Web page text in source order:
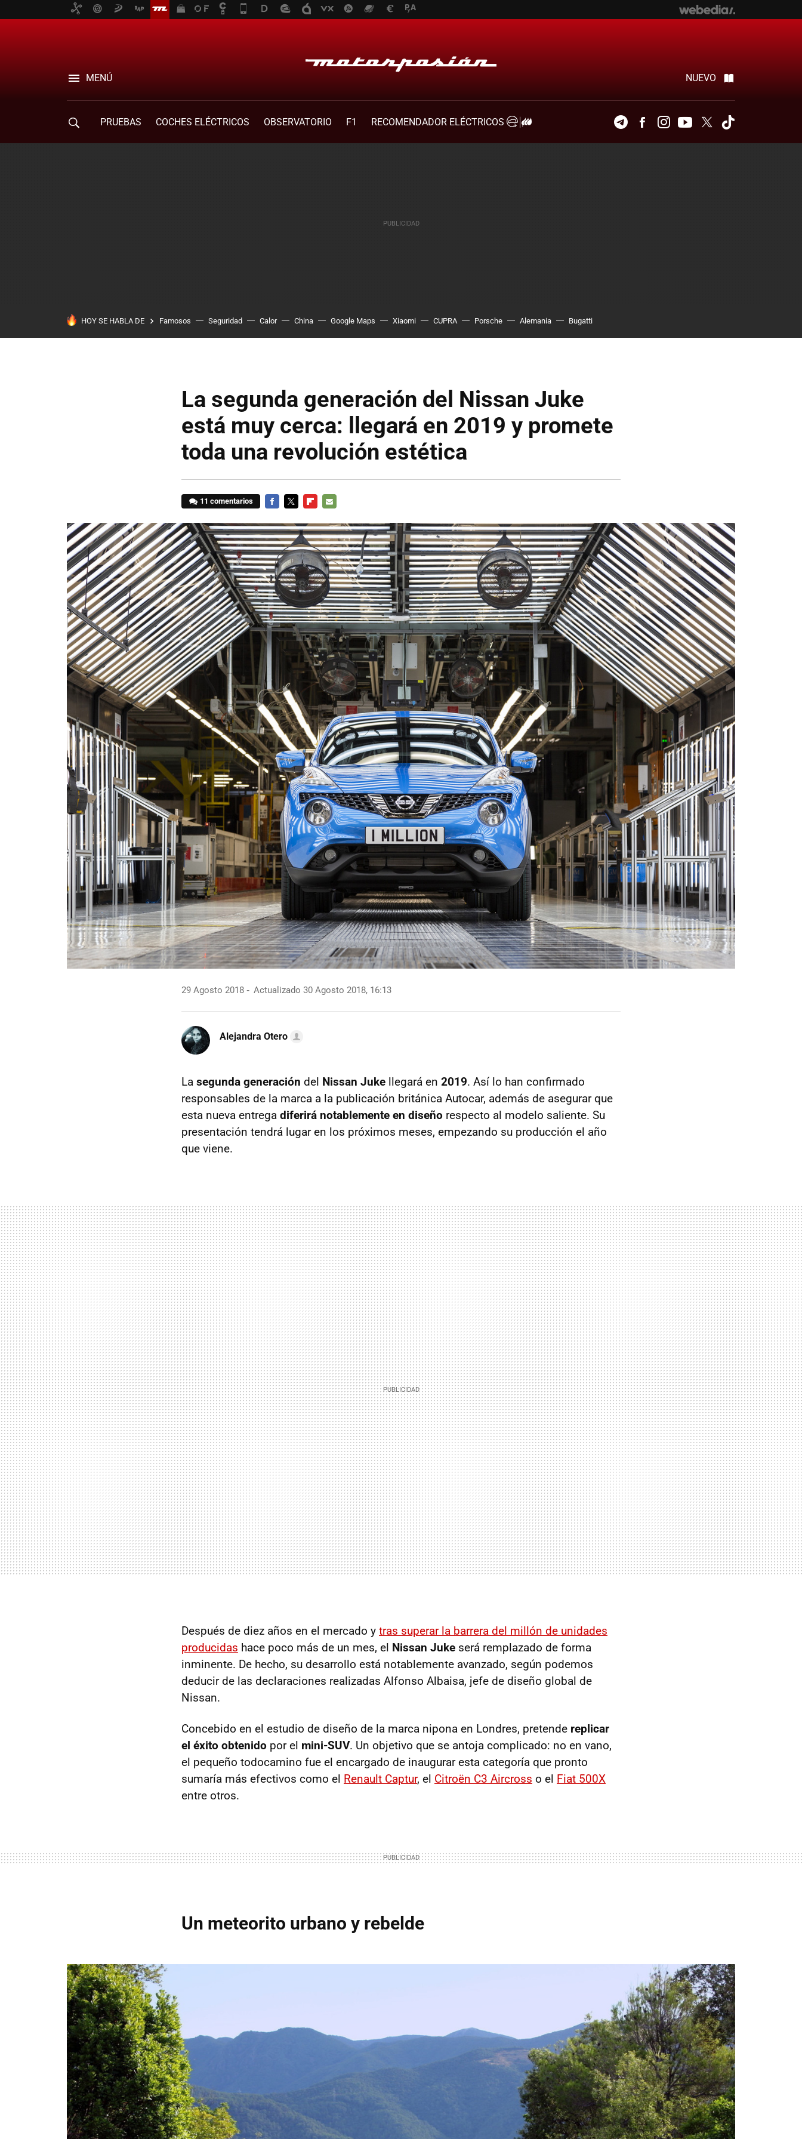
MENÚ NUEVO
PRUEBAS COCHES ELÉCTRICOS OBSERVATORIO F1
RECOMENDADOR ELÉCTRICOS
TelegramFacebookInstagramYoutubeTwitter
HOY SE HABLA DE Famosos Seguridad Calor China Google Maps Xiaomi CUPRA Porsche Alemania Bugatti
La segunda generación del Nissan Juke
está muy cerca: llegará en 2019 y promete
toda una revolución estética
11 comentarios
MAIL
29 Agosto 2018 Actualizado 30 Agosto 2018, 16:13
Alejandra Otero
La segunda generación del Nissan Juke llegará en 2019. Así lo han confirmado
responsables de la marca a la publicación británica Autocar, además de asegurar que
esta nueva entrega diferirá notablemente en diseño respecto al modelo saliente. Su
presentación tendrá lugar en los próximos meses, empezando su producción el año
que viene.
Después de diez años en el mercado y tras superar la barrera del millón de unidades
producidas hace poco más de un mes, el Nissan Juke será remplazado de forma
inminente. De hecho, su desarrollo está notablemente avanzado, según podemos
deducir de las declaraciones realizadas Alfonso Albaisa, jefe de diseño global de
Nissan.
Concebido en el estudio de diseño de la marca nipona en Londres, pretende replicar
el éxito obtenido por el mini-SUV. Un objetivo que se antoja complicado: no en vano,
el pequeño todocamino fue el encargado de inaugurar esta categoría que pronto
sumaría más efectivos como el Renault Captur, el Citroën C3 Aircross o el Fiat 500X
entre otros.
Un meteorito urbano y rebelde